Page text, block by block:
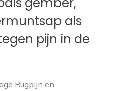
als
pijn in de
Rugpijn en